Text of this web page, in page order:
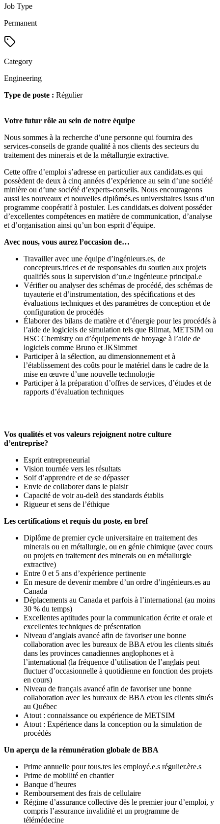
Job Type
Permanent
Category
Engineering
Type de poste : Régulier
Votre futur rôle au sein de notre équipe
Nous sommes à la recherche d’une personne qui fournira des
services-conseils de grande qualité à nos clients des secteurs du
traitement des minerais et de la métallurgie extractive.
Cette offre d’emploi s’adresse en particulier aux candidats.es qui
possèdent de deux à cinq années d’expérience au sein d’une société
minière ou d’une société d’experts-conseils. Nous encourageons
aussi les nouveaux et nouvelles diplômés.es universitaires issus d’un
programme coopératif à postuler. Les candidats.es doivent posséder
d’excellentes compétences en matière de communication, d’analyse
et d’organisation ainsi qu’un bon esprit d’équipe.
Avec nous, vous aurez l’occasion de…
Travailler avec une équipe d’ingénieurs.es, de
concepteurs.trices et de responsables du soutien aux projets
qualifiés sous la supervision d’un.e ingénieur.e principal.e
Vérifier ou analyser des schémas de procédé, des schémas de
tuyauterie et d’instrumentation, des spécifications et des
évaluations techniques et des paramètres de conception et de
configuration de procédés
Élaborer des bilans de matière et d’énergie pour les procédés à
l’aide de logiciels de simulation tels que Bilmat, METSIM ou
HSC Chemistry ou d’équipements de broyage à l’aide de
logiciels comme Bruno et JKSimmet
Participer à la sélection, au dimensionnement et à
l’établissement des coûts pour le matériel dans le cadre de la
mise en œuvre d’une nouvelle technologie
Participer à la préparation d’offres de services, d’études et de
rapports d’évaluation techniques
Vos qualités et vos valeurs rejoignent notre culture
d’entreprise?
Esprit entrepreneurial
Vision tournée vers les résultats
Soif d’apprendre et de se dépasser
Envie de collaborer dans le plaisir
Capacité de voir au-delà des standards établis
Rigueur et sens de l’éthique
Les certifications et requis du poste, en bref
Diplôme de premier cycle universitaire en traitement des
minerais ou en métallurgie, ou en génie chimique (avec cours
ou projets en traitement des minerais ou en métallurgie
extractive)
Entre 0 et 5 ans d’expérience pertinente
En mesure de devenir membre d’un ordre d’ingénieurs.es au
Canada
Déplacements au Canada et parfois à l’international (au moins
30 % du temps)
Excellentes aptitudes pour la communication écrite et orale et
excellentes techniques de présentation
Niveau d’anglais avancé afin de favoriser une bonne
collaboration avec les bureaux de BBA et/ou les clients situés
dans les provinces canadiennes anglophones et à
l’international (la fréquence d’utilisation de l’anglais peut
fluctuer d’occasionnelle à quotidienne en fonction des projets
en cours)
Niveau de français avancé afin de favoriser une bonne
collaboration avec les bureaux de BBA et/ou les clients situés
au Québec
Atout : connaissance ou expérience de METSIM
Atout : Expérience dans la conception ou la simulation de
procédés
Un aperçu de la rémunération globale de BBA
Prime annuelle pour tous.tes les employé.e.s régulier.ère.s
Prime de mobilité en chantier
Banque d’heures
Remboursement des frais de cellulaire
Régime d’assurance collective dès le premier jour d’emploi, y
compris l’assurance invalidité et un programme de
télémédecine